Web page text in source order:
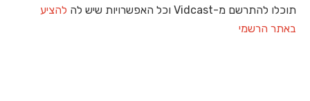
תוכלו להתרשם מ-Vidcast וכל האפשרויות שיש לה
להציע
באתר הרשמי